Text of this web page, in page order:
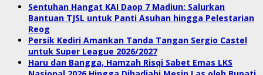
Sentuhan Hangat KAI Daop 7 Madiun: Salurkan
Bantuan TJSL untuk Panti Asuhan hingga Pelestarian
Reog
Persik Kediri Amankan Tanda Tangan Sergio Castel
untuk Super League 2026/2027
Haru dan Bangga, Hamzah Risqi Sabet Emas LKS